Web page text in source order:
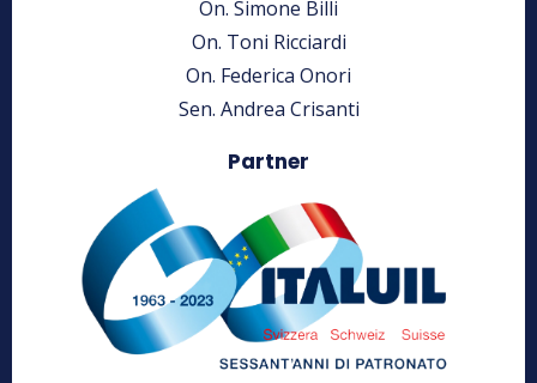
On. Simone Billi
On. Toni Ricciardi
On. Federica Onori
Sen. Andrea Crisanti
Partner